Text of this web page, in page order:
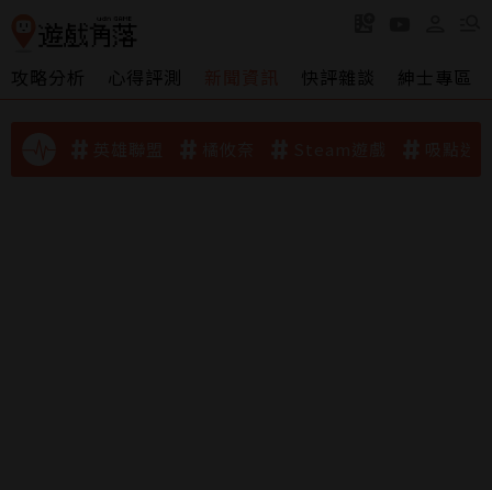
攻略分析 心得評測 快評雜談 紳士專區